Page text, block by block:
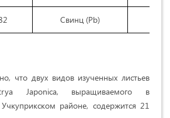
Свинц (Pb)
что двух видов изученных листьев
Japonica, выращиваемого в
районе, содержится 21